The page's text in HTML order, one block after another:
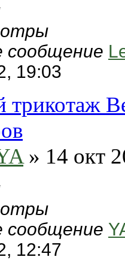
сообщение
19:03
трикотаж
» 14 окт
сообщение
12:47